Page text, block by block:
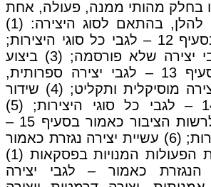
בחלק מהותי ממנה, פעולה, אחת
או יותר, כמפורט להלן, בהתאם לסוג היצירה: (1)
העתקה כאמור בסעיף 12 – לגבי כל סוגי היצירות;
(2) פרסום – לגבי יצירה שלא פורסמה; (3) ביצוע
פומבי כאמור בסעיף 13 – לגבי יצירה ספרותית,
יצירה דרמטית, יצירה מוסיקלית ותקליט; (4) שידור
כאמור בסעיף 14 – לגבי כל סוגי היצירות; (5)
העמדת היצירה לרשות הציבור כאמור בסעיף 15 –
לגבי כל סוגי היצירות; (6) עשיית יצירה נגזרת כאמור
בסעיף 16, ועשיית הפעולות המנויות בפסקאות (1)
הנגזרת כאמור – לגבי יצירה